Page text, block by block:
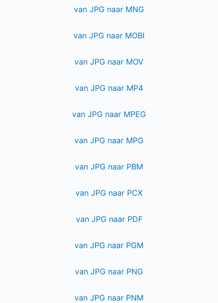
van JPG naar MNG
van JPG naar MOBI
van JPG naar MOV
van JPG naar MP4
van JPG naar MPEG
van JPG naar MPG
van JPG naar PBM
van JPG naar PCX
van JPG naar PDF
van JPG naar PGM
van JPG naar PNG
van JPG naar PNM